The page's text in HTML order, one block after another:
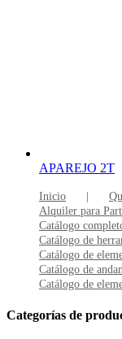
APAREJO 2T
Inicio
Alquiler para
Catálogo
Catálogo de
Catálogo de
Catálogo de
Catálogo de
Categorías de